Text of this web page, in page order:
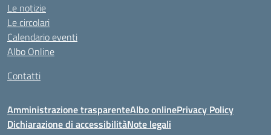
Le notizie
Le circolari
Calendario eventi
Albo Online
Contatti
Amministrazione trasparenteAlbo onlinePrivacy Policy
Dichiarazione di accessibilitàNote legali